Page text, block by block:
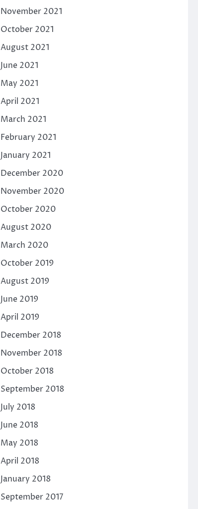
November 2021
October 2021
August 2021
June 2021
May 2021
April 2021
March 2021
February 2021
January 2021
December 2020
November 2020
October 2020
August 2020
March 2020
October 2019
August 2019
June 2019
April 2019
December 2018
November 2018
October 2018
September 2018
July 2018
June 2018
May 2018
April 2018
January 2018
September 2017